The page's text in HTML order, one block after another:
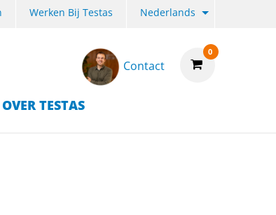
Werken Bij Testas Nederlands
0
Contact
OVER TESTAS